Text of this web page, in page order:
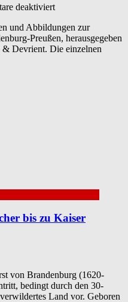
deaktiviertfür
dem
und Abbildungen zur
Preußen, herausgegeben
& Devrient. Die einzelnen
bis zu Kaiser
von Brandenburg (1620-
bedingt durch den 30-
Land vor. Geboren